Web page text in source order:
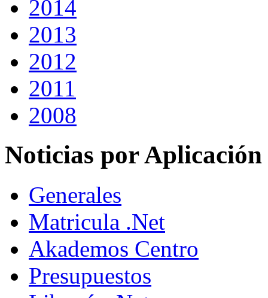
2014
2013
2012
2011
2008
Noticias por Aplicación
Generales
Matricula .Net
Akademos Centro
Presupuestos